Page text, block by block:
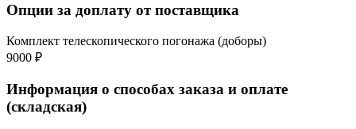
Опции за доплату от поставщика
Комплект телескопического погонажа (доборы)
9000 ₽
Информация о способах заказа и оплате
(складская)